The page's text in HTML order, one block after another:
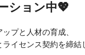
ション中💖
プと人材の育成、
イセンス契約を締結